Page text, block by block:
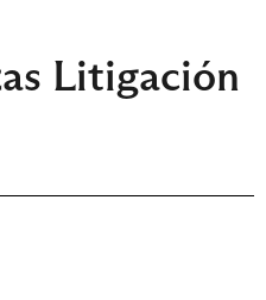
Litigación